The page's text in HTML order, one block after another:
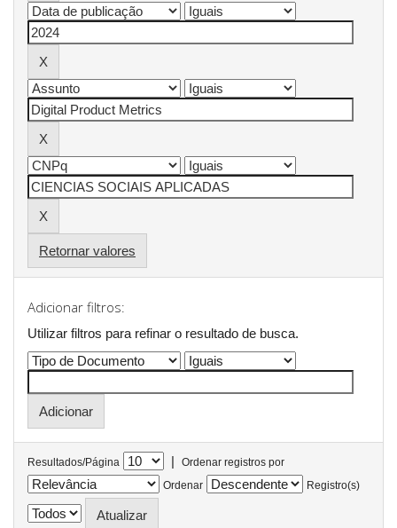
Retornar valores
Adicionar filtros:
Utilizar filtros para refinar o resultado de busca.
Resultados/Página |
Ordenar registros por
Ordenar
Registro(s)